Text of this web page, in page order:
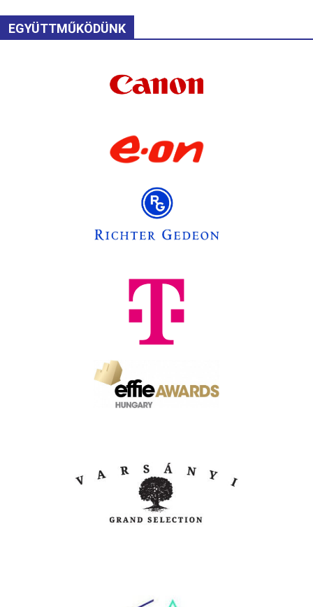
EGYÜTTMŰKÖDÜNK